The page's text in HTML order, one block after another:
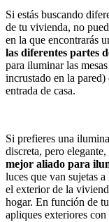
Si estás buscando
de tu vivienda, no
en la que encontrarás
las diferentes partes
para iluminar las
incrustado en la
entrada de casa.
Si prefieres una
discreta, pero elegante,
mejor aliado para
luces que van sujetas
el exterior de la
hogar. En función de
apliques exteriores